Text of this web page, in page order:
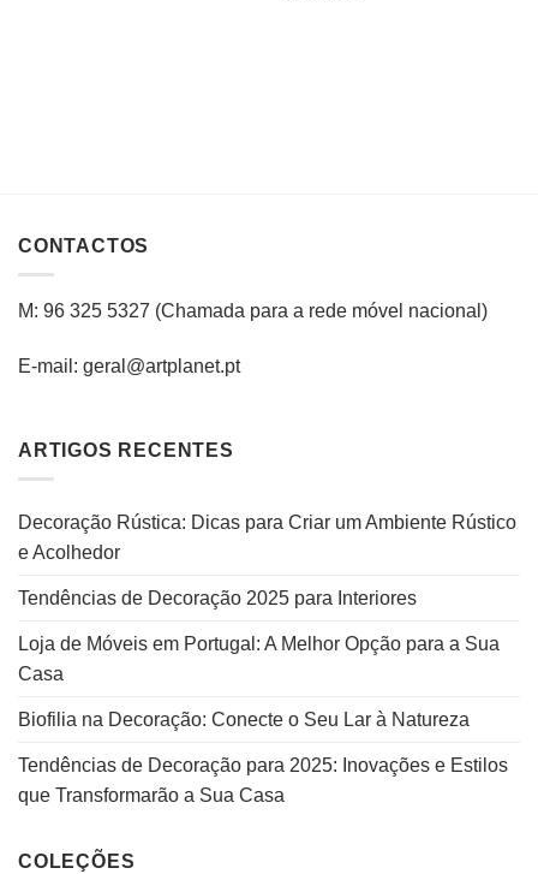
CONTACTOS
M: 96 325 5327 (Chamada para a rede móvel nacional )
E-mail: geral@artplanet.pt
ARTIGOS RECENTES
Decoração Rústica: Dicas para Criar um Ambiente Rústico
e Acolhedor
Tendências de Decoração 2025 para Interiores
Loja de Móveis em Portugal: A Melhor Opção para a Sua
Casa
Biofilia na Decoração: Conecte o Seu Lar à Natureza
Tendências de Decoração para 2025: Inovações e Estilos
que Transformarão a Sua Casa
COLEÇÕES